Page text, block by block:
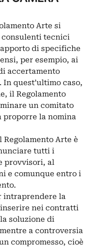
Arte si
consulenti tecnici
di specifiche
per esempio, ai
accertamento
In quest’ultimo caso,
il Regolamento
un comitato
proporre la nomina
Arte è
tutti i
provvisori, al
e comunque entro i
intraprendere la
nei contratti
soluzione di
a controversia
compromesso, cioè